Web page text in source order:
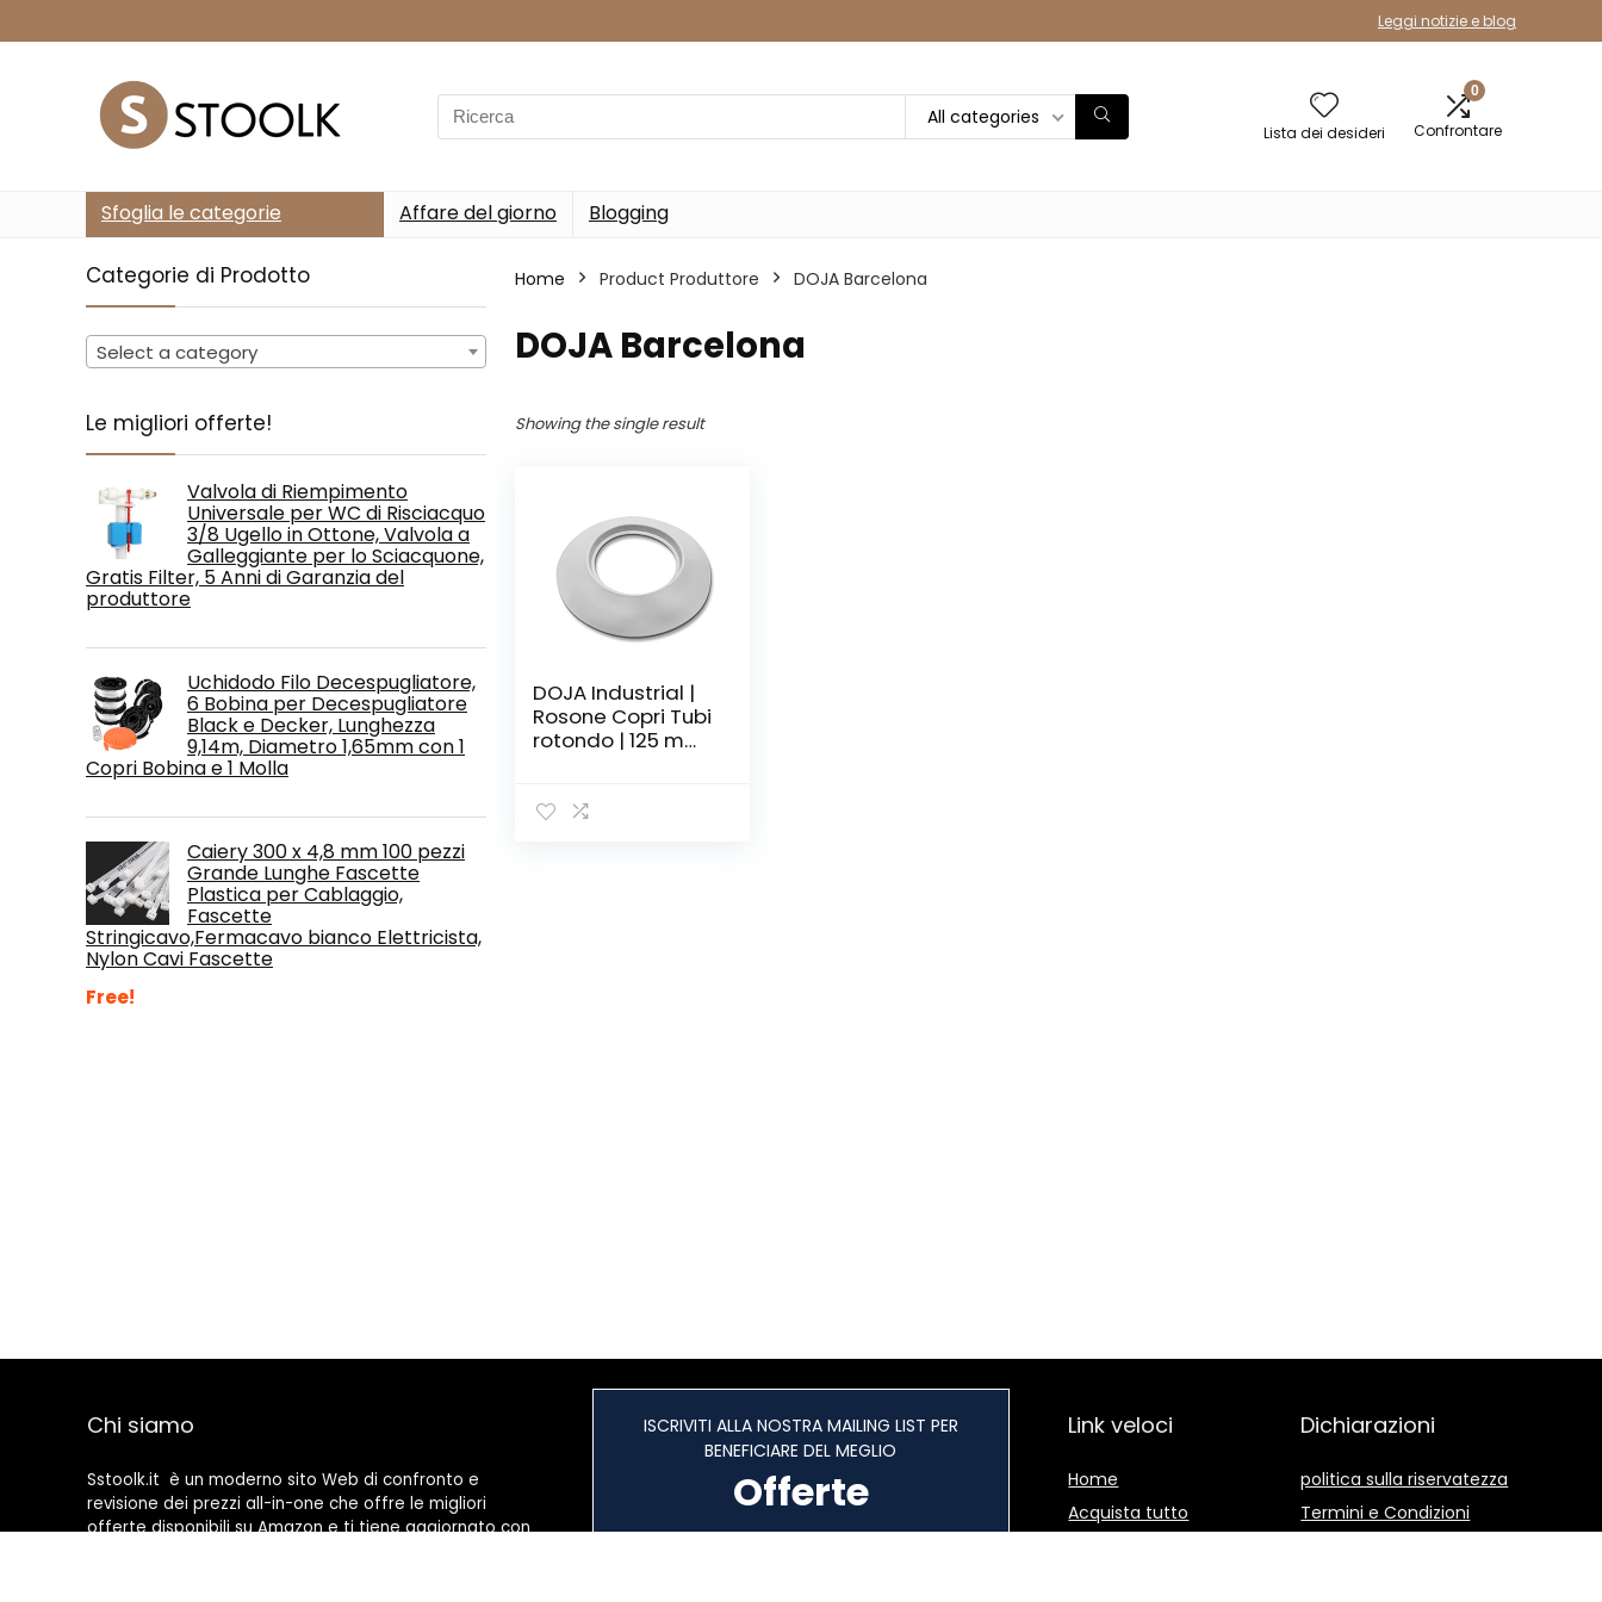
Leggi notizie e blog
Search
for:
All categories
Lista dei desideri
0
Confrontare
Sfoglia le categorie Affare del giorno Blogging
Categorie di Prodotto
Select a category
Le migliori offerte!
Valvola di Riempimento
Universale per WC di Risciacquo
3/8 Ugello in Ottone, Valvola a
Galleggiante per lo Sciacquone,
Gratis Filter, 5 Anni di Garanzia del
produttore
Uchidodo Filo Decespugliatore,
6 Bobina per Decespugliatore
Black e Decker, Lunghezza
9,14m, Diametro 1,65mm con 1
Copri Bobina e 1 Molla
Caiery 300 x 4,8 mm 100 pezzi
Grande Lunghe Fascette
Plastica per Cablaggio,
Fascette
Stringicavo,Fermacavo bianco Elettricista,
Nylon Cavi Fascette
Free!
Home Product Produttore ‎DOJA Barcelona
‎DOJA Barcelona
Showing the single result
DOJA Industrial |
Rosone Copri Tubi
rotondo | 125 mm
Copertura in
Chi siamo
Sstoolk.it è un moderno sito Web di confronto e
revisione dei prezzi all-in-one che offre le migliori
offerte disponibili su Amazon e ti tiene aggiornato con
ISCRIVITI ALLA NOSTRA MAILING LIST PER
BENEFICIARE DEL MEGLIO
Offerte
Link veloci
Home
Acquista tutto
Dichiarazioni
politica sulla riservatezza
Termini e Condizioni